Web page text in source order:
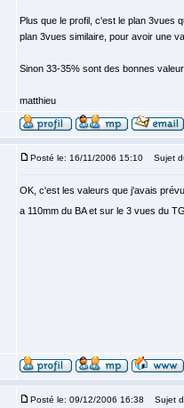
Plus que le profil, c'est le plan 3vues
plan 3vues similaire, pour avoir une
Sinon 33-35% sont des bonnes
matthieu
Posté le: 16/11/2006 15:10 Sujet
OK, c'est les valeurs que j'avais
a 110mm du BA et sur le 3 vues du
Posté le: 09/12/2006 16:38 Sujet